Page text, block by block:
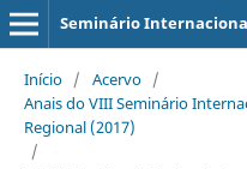
Seminário
Início / Acervo /
Anais do VIII Seminário
Regional (2017)
/